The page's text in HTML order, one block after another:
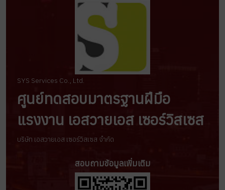
SYS Services Co., Ltd.
ศูนย์ทดสอบมาตรฐานฝีมือ
แรงงาน เอสวายเอส เซอร์วิสเซส
บริษัท เอสวายเอส เซอร์วิสเซส จำกัด
สอบถามข้อมูลเพิ่มเติม